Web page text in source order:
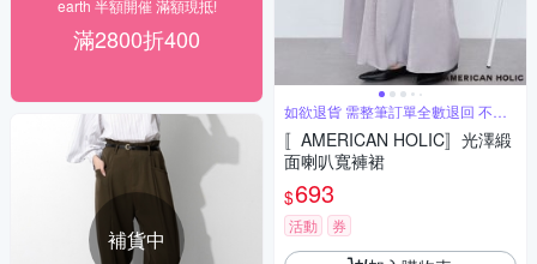
earth 半額開催 滿額現抵!
滿2800折400
補貨中
如欲退貨 需整筆訂單全數退回 不能
單退
〚AMERICAN HOLIC〛光澤緞
面喇叭寬褲裙
$693
活動 券